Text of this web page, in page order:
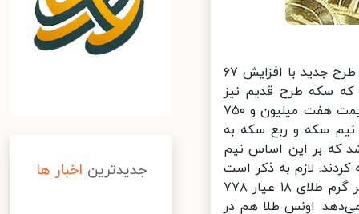
به گزارش خبرآنلاین امروز در بازار تهران نرخ هر سکه طلای تمام بهار آزادی طرح جدید با افزایش ۶۷
حالی است که سکه طرح قدیم نیز
نسبت به آخرین روز کاری هفته گذشته ۲۰۰ هزار تومان گران‌تر شد و به قیمت هفت میلیون و ۷۵۰
سکه و ربع سکه به
و ۱۵۰ هزار تومان اعلام شد که بر این اساس نیم
را تجربه کردند. لازم به ذکر است
امروز در بازار سکه یک گرمی خرید و فروش نشد. در سوی دیگر بازار نرخ هر گرم طلای ۱۸ عیار ۷۷۸
قیمت ۱۲ هزار و ۹۰۰ تومانی خبر می‌دهد. اونس طلا هم در
جدیدترین اخبار ها